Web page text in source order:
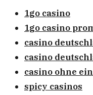
1go casino
1go casino
casino
casino
casino ohne
spicy casinos